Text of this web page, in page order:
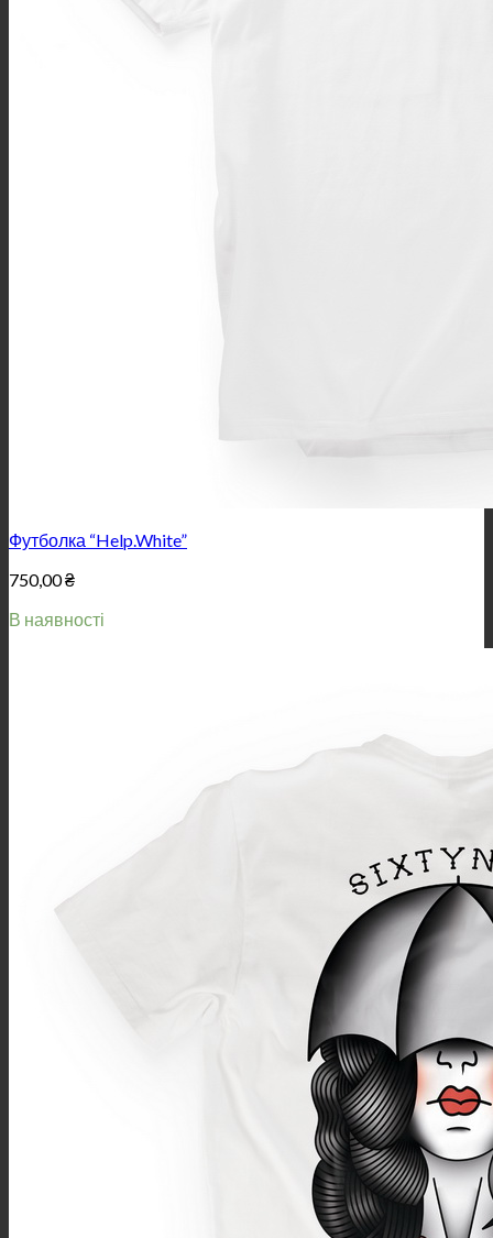
Футболка “Help.White”
750,00₴
В наявності